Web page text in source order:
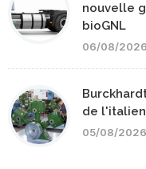
nouvelle
bioGNL
06/08/2026
de l'italien
05/08/2026